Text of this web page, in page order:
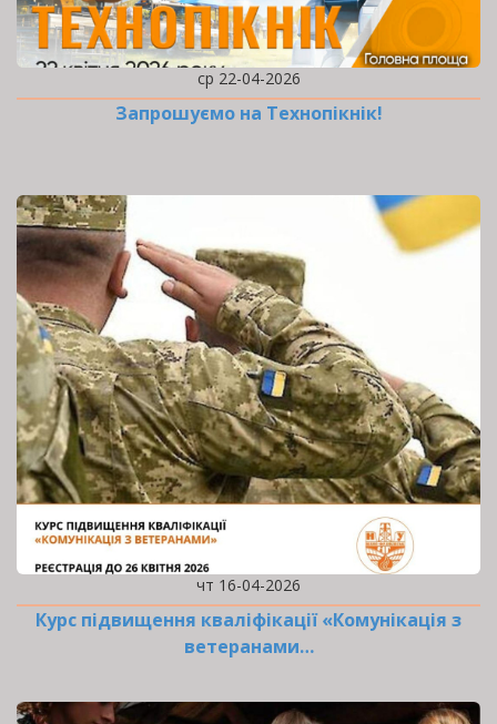
ср 22-04-2026
Запрошуємо на Технопікнік!
чт 16-04-2026
Курс підвищення кваліфікації «Комунікація з
ветеранами…